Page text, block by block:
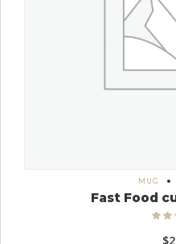
MUG
Fast Food
$